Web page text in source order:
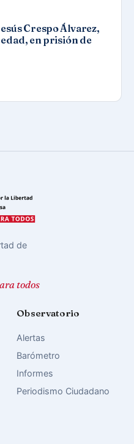
Crespo Álvarez,
en prisión de
de
todos
Observatorio
Alertas
Barómetro
Informes
Periodismo Ciudadano